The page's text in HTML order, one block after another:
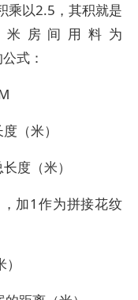
乘以2.5，其积就是
房间用料为
式：
（米）
度（米）
加1作为拼接花纹